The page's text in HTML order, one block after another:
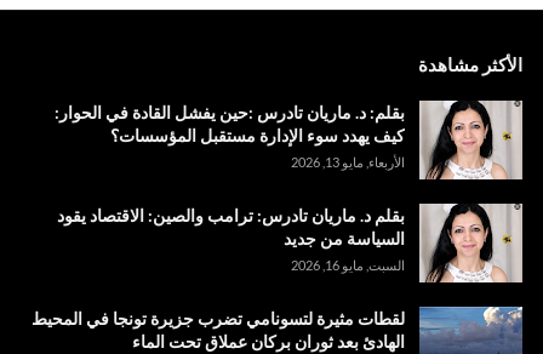
الأكثر مشاهدة
بقلم: د. ماريان تادرس :حين يفشل القادة في الحوار:
كيف يهدد سوء الإدارة مستقبل المؤسسات؟
الأربعاء, مايو 13, 2026
بقلم د. ماريان تادرس: ترامب والصين: الاقتصاد يقود
السياسة من جديد
السبت, مايو 16, 2026
لقطات مثيرة لتسونامي تضرب جزيرة تونجا في المحيط
الهادئ بعد ثوران بركان عملاق تحت الماء